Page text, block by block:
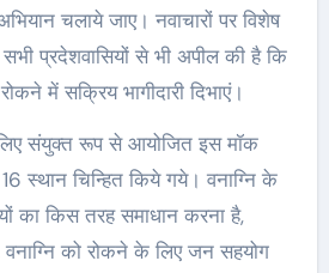
चलाये जाए। नवाचारों पर विशेष
सभी प्रदेशवासियों से भी अपील की है कि
में सक्रिय भागीदारी दिभाएं।
संयुक्त रूप से आयोजित इस मॉक
स्थान चिन्हित किये गये। वनाग्नि के
का किस तरह समाधान करना है,
को रोकने के लिए जन सहयोग